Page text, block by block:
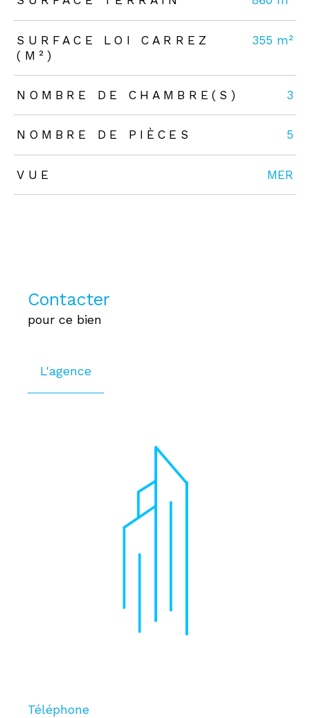
SURFACE LOI CARREZ
(M²)
355 m²
NOMBRE DE CHAMBRE(S) 3
NOMBRE DE PIÈCES 5
VUE MER
Contacter
pour ce bien
L'agence
Téléphone